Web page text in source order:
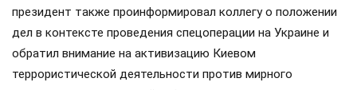
президент также проинформировал коллегу о положении
дел в контексте проведения спецоперации на Украине и
обратил внимание на активизацию Киевом
террористической деятельности против мирного